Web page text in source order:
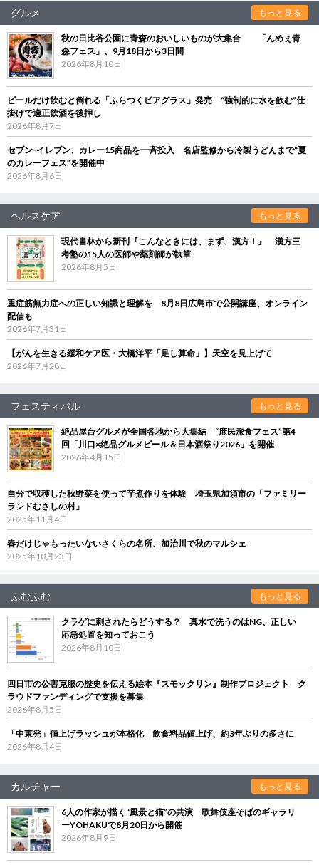
グルメ もっと見る
秋の日比谷公園に青森のおいしいものが大集合 「んめぇ青
森フェス」、9月18日から3日間
2026年8月10日
ビールだけ飲むと倒れる「ふらつくビアグラス」発売 “強制的に水を飲む”仕
掛けで適正飲酒を後押し
2026年8月7日
セブン‐イレブン、カレー15商品を一斉投入 名店監修から冷製うどんまで“夏
のカレーフェス”を開催中
2026年8月6日
ヘルスケア もっと見る
現代書林から新刊『こんなときには、まず、漢方！』 漢方三
考塾の15人の医師や薬剤師が執筆
2026年8月5日
重症筋無力症への正しい知識と理解を 8月8日広島市で公開講座、オンライン
配信も
2026年7月31日
【がんを生きる緩和ケア医・大橋洋平「足し算命」】天空を見上げて
2026年7月28日
フェスティバル もっと見る
絶品屋台グルメが全国各地から大集結 “庶民派食フェス”第4
回「川口×絶品グルメビール＆日本酒祭り2026」を開催
2026年4月15日
自分で収穫した秋野菜を使って芋煮作りを体験 埼玉県加須市の「ファミリー
ランドむさしの村」
2025年11月4日
春だけじゃもったいないさくらの名所、加治川で秋のマルシェ
2025年10月23日
ふむふむ もっと見る
クラゲに刺されたらどうする？ 真水で洗うのはNG、正しい
応急処置を知っておこう
2026年8月10日
四日市の公害克服の歴史を伝える絵本『スモックリン』制作プロジェクト ク
ラウドファンディングで支援を募集
2026年8月5日
「中東発」値上げラッシュが本格化 飲食料品値上げ、約3年ぶりの多さに
2026年8月4日
カルチャー もっと見る
6人の作家が描く“風景と猫”の共演 歌舞伎座そばのギャラリ
ーYOHAKUで8月20日から開催
2026年8月9日